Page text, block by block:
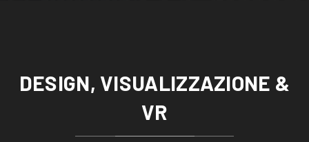
DESIGN, VISUALIZZAZIONE &
VR